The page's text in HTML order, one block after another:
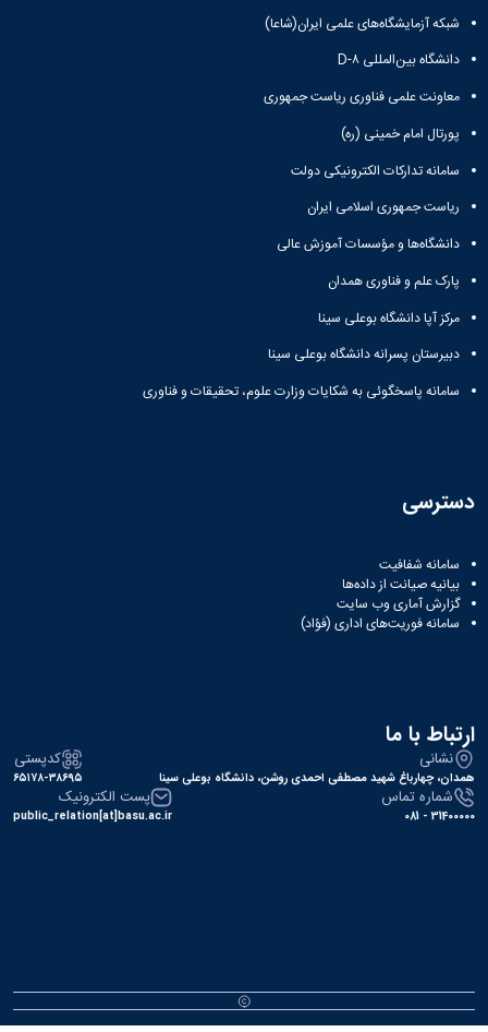
تماس
با
شبکه آزمایشگاه‌های علمی ایران(شاعا)
دانشگاه بین‌المللی D-۸
معاونت علمی فناوری ریاست جمهوری
پورتال امام خمینی (ره)
سامانه تدارکات الکترونیکی دولت
ریاست جمهوری اسلامی ایران
دانشگاه‌ها و مؤسسات آموزش عالی
پارک علم و فناوری همدان
مرکز آپا دانشگاه بوعلی سینا
دبیرستان پسرانه دانشگاه بوعلی سینا
سامانه پاسخگوئی به شکایات وزارت علوم، تحقیقات و فناوری
دسترسی
سامانه شفافیت
بیانیه صیانت از داده‌ها
گزارش آماری وب‌ سایت
سامانه فوریت‌های اداری (فؤاد)
ارتباط با ما
نشانی
همدان، چهارباغ شهید مصطفی احمدی روشن، دانشگاه بوعلی سینا
کدپستی
۶۵۱۷۸-۳۸۶۹۵
شماره تماس
31400000 - 081
پست الکترونیک
public_relation[at]basu.ac.ir